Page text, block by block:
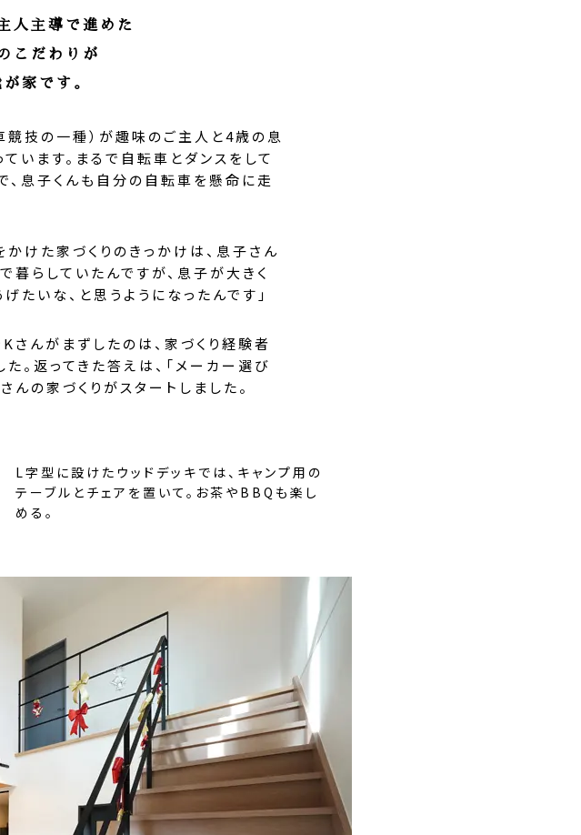
人主導で進めた
こだわりが
家です。
競技の一種）が趣味のご主人と4歳の息
います。まるで自転車とダンスをして
、息子くんも自分の自転車を懸命に走
けた家づくりのきっかけは、息子さん
暮らしていたんですが、息子が大きく
たいな、と思うようになったんです」
さんがまずしたのは、家づくり経験者
。返ってきた答えは、「メーカー選び
んの家づくりがスタートしました。
L字型に設けたウッドデッキでは、キャンプ用の
テーブルとチェアを置いて。お茶やBBQも楽し
める。